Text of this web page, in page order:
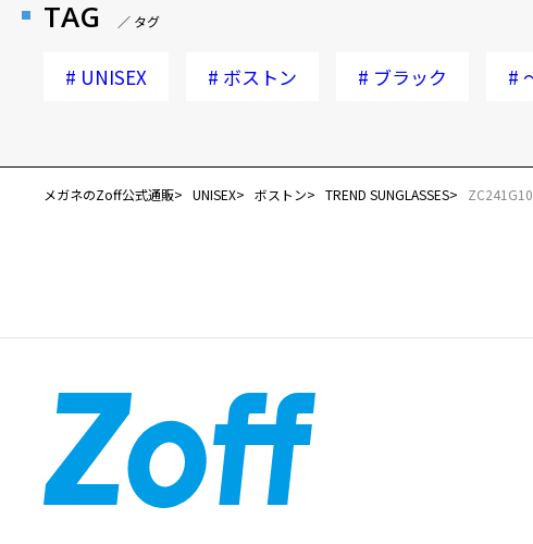
TAG ／ タグ
# UNISEX # ボストン # ブラック #
メガネのZoff公式通販 UNISEX ボストン TREND SUNGLASSES